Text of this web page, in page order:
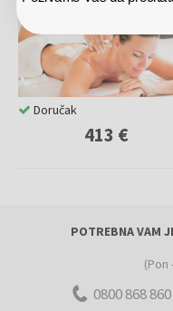
413 €
Doručak
POTREBNA VAM
(Pon
0800 868 860